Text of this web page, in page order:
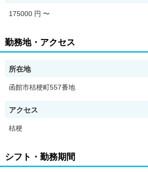
【求人の特徴】
★☆----------------------------☆★
紹介元：株式会社リンケージ
（職業紹介事業者 許可番号：27-ユ-302467）
当求人は株式会社リンケージで取り扱ってい
★☆----------------------------☆★
昇給あり/有資格者歓迎/転勤なし/残業月20時
通費支給/健康保険あり/厚生年金あり/雇用保
援
【求人のポイント】
・交通費支給
・即日勤務OK
175000 円 〜
勤務地・アクセス
所在地
函館市桔梗町557番地
アクセス
桔梗
シフト・勤務期間